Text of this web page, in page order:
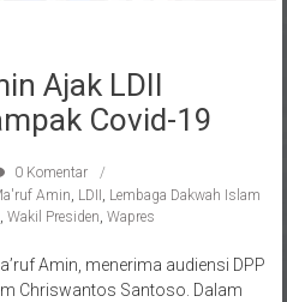
Covid-19
Amin,LDII,
,Wakil Presiden, Wapres
Chriswantos Santoso. Dalam